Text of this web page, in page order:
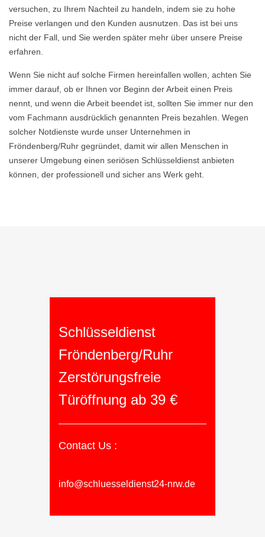
versuchen, zu Ihrem Nachteil zu handeln, indem sie zu hohe
Preise verlangen und den Kunden ausnutzen. Das ist bei uns
nicht der Fall, und Sie werden später mehr über unsere Preise
erfahren.
Wenn Sie nicht auf solche Firmen hereinfallen wollen, achten Sie
immer darauf, ob er Ihnen vor Beginn der Arbeit einen Preis
nennt, und wenn die Arbeit beendet ist, sollten Sie immer nur den
vom Fachmann ausdrücklich genannten Preis bezahlen. Wegen
solcher Notdienste wurde unser Unternehmen in
Fröndenberg/Ruhr gegründet, damit wir allen Menschen in
unserer Umgebung einen seriösen Schlüsseldienst anbieten
können, der professionell und sicher ans Werk geht.
Schlüsseldienst
Fröndenberg/Ruhr
Zerstörungsfreie
Türöffnung ab 39 €
Contact Us :
info@schluesseldienst24-nrw.de